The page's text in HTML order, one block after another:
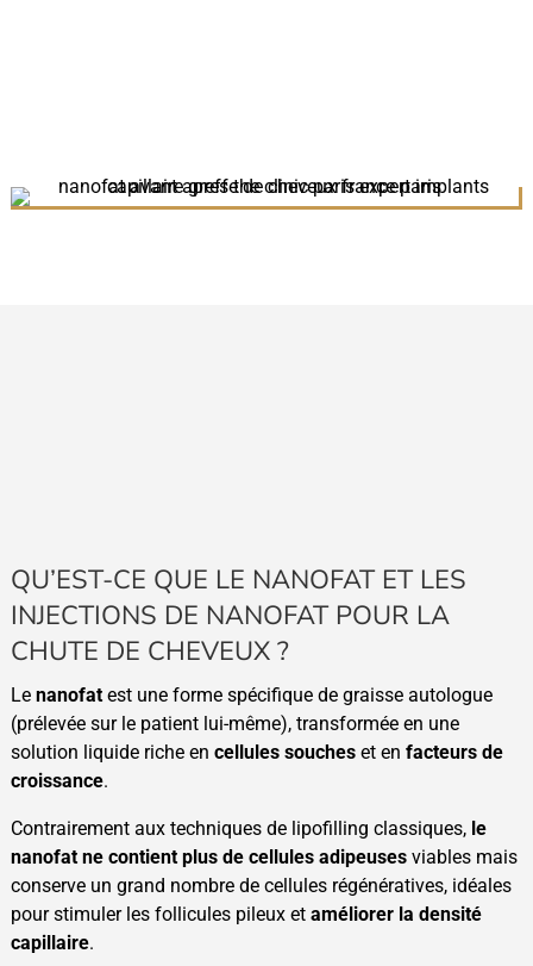
QU’EST-CE QUE LE NANOFAT ET LES
INJECTIONS DE NANOFAT POUR LA
CHUTE DE CHEVEUX ?
Le nanofatest une forme spécifique de graisse autologue
(prélevée sur le patient lui-même), transformée en une
solution liquide riche en cellules soucheset en facteurs de
croissance.
Contrairement aux techniques de lipofilling classiques, le
nanofat ne contient plus de cellules adipeusesviables mais
conserve un grand nombre de cellules régénératives, idéales
pour stimuler les follicules pileux etaméliorer la densité
capillaire.